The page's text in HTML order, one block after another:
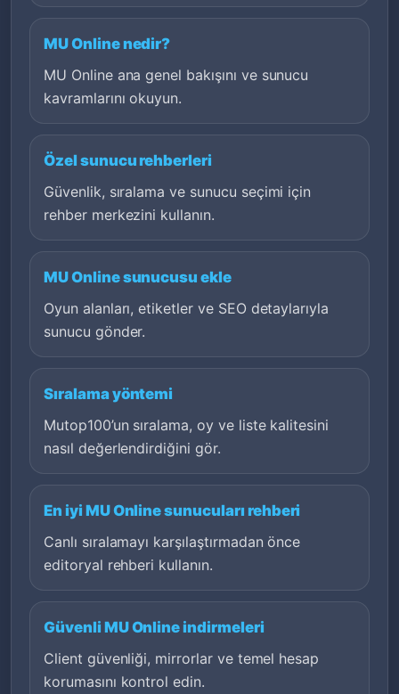
MU Online nedir?
MU Online ana genel bakışını ve sunucu
kavramlarını okuyun.
Özel sunucu rehberleri
Güvenlik, sıralama ve sunucu seçimi için
rehber merkezini kullanın.
MU Online sunucusu ekle
Oyun alanları, etiketler ve SEO detaylarıyla
sunucu gönder.
Sıralama yöntemi
Mutop100’un sıralama, oy ve liste kalitesini
nasıl değerlendirdiğini gör.
En iyi MU Online sunucuları rehberi
Canlı sıralamayı karşılaştırmadan önce
editoryal rehberi kullanın.
Güvenli MU Online indirmeleri
Client güvenliği, mirrorlar ve temel hesap
korumasını kontrol edin.